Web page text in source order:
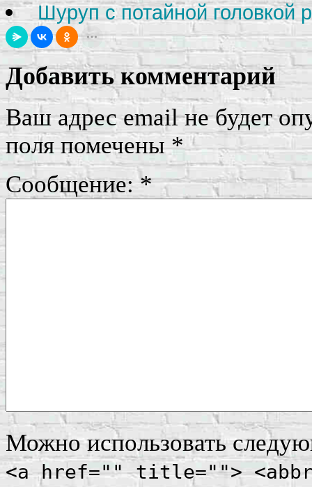
Шуруп с потайной
Добавить комментарий
Ваш адрес email не будет
поля помечены*
Сообщение:*
Можно использовать
<a href="" title="">